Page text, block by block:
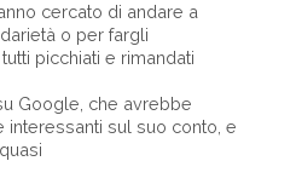
cercato di andare a
o per fargli
picchiati e rimandati
Google, che avrebbe
interessanti sul suo conto, e